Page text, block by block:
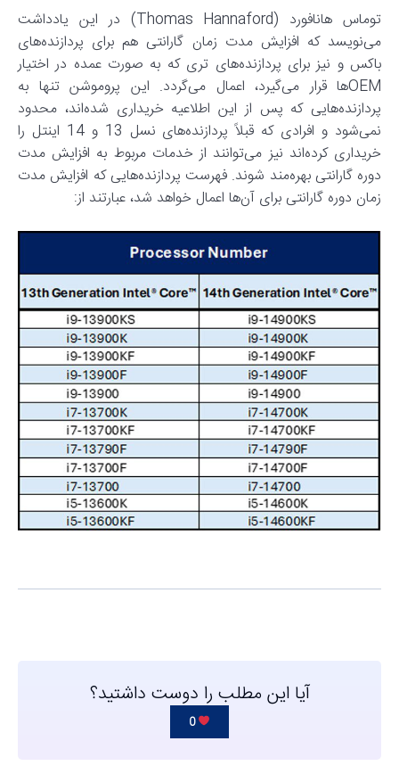
توماس هانافورد (Thomas Hannaford) در این یادداشت
می‌نویسد که افزایش مدت زمان گارانتی هم برای پردازنده‌های
باکس و نیز برای پردازنده‌های تری که به صورت عمده در اختیار
OEMها قرار می‌گیرد، اعمال می‌گردد. این پروموشن تنها به
پردازنده‌هایی که پس از این اطلاعیه خریداری شده‌اند، محدود
نمی‌شود و افرادی که قبلاً پردازنده‌های نسل 13 و 14 اینتل را
خریداری کرده‌اند نیز می‌توانند از خدمات مربوط به افزایش مدت
دوره گارانتی بهره‌مند شوند. فهرست پردازنده‌هایی که افزایش مدت
زمان دوره گارانتی برای آن‌ها اعمال خواهد شد، عبارتند از:
آیا این مطلب را دوست داشتید؟
0